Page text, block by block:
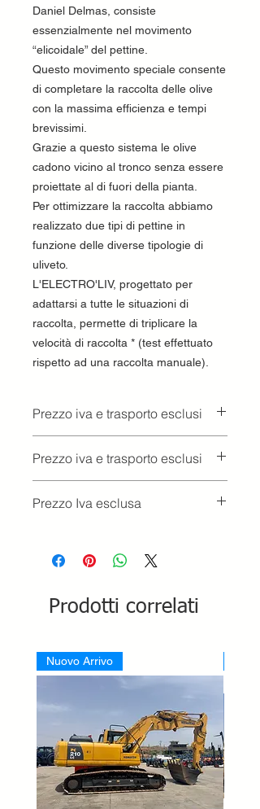
Daniel Delmas, consiste
essenzialmente nel movimento
“elicoidale” del pettine.
Questo movimento speciale consente
di completare la raccolta delle olive
con la massima efficienza e tempi
brevissimi.
Grazie a questo sistema le olive
cadono vicino al tronco senza essere
proiettate al di fuori della pianta.
Per ottimizzare la raccolta abbiamo
realizzato due tipi di pettine in
funzione delle diverse tipologie di
uliveto.
L'ELECTRO'LIV, progettato per
adattarsi a tutte le situazioni di
raccolta, permette di triplicare la
velocità di raccolta * (test effettuato
rispetto ad una raccolta manuale).
Prezzo iva e trasporto esclusi
Prezzo iva e trasporto esclusi
Prezzo Iva esclusa
Prodotti correlati
Nuovo Arrivo